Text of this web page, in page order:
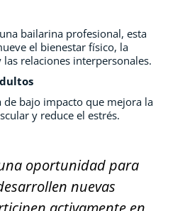
bailarina profesional, esta
el bienestar físico, la
relaciones interpersonales.
de bajo impacto que mejora la
y reduce el estrés.
oportunidad para
nuevas